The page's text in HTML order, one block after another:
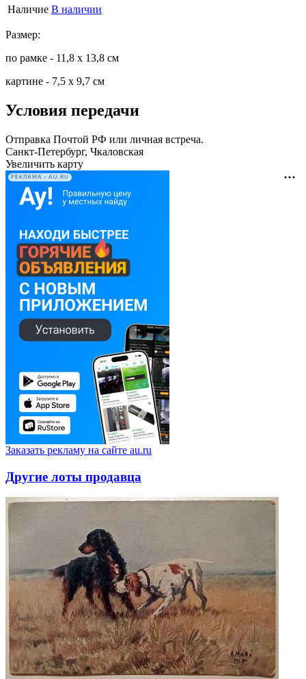
Наличие В наличии
Размер:
по рамке - 11,8 х 13,8 см
картине - 7,5 х 9,7 см
Условия передачи
Отправка Почтой РФ или личная встреча.
Санкт-Петербург, Чкаловская
Увеличить карту
РЕКЛАМА • AU.RU
Заказать рекламу на сайте au.ru
Другие лоты продавца